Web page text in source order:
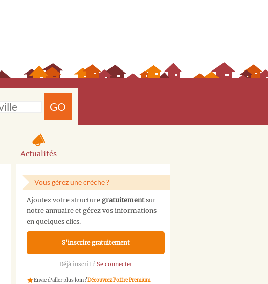
GO
Actualités
Vous gérez une crèche ?
Ajoutez votre structure gratuitementsur
notre annuaire et gérez vos informations
en quelques clics.
S'inscrire gratuitement
Déjà inscrit ? Se connecter
Envie d'aller plus loin ?Découvrez l'offre Premium